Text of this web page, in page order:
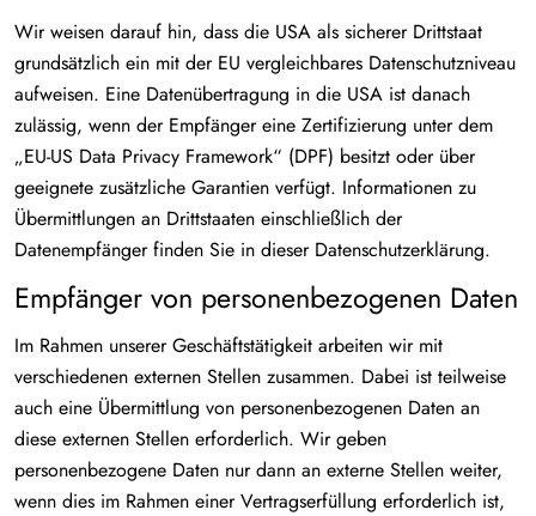
Wir weisen darauf hin, dass die USA als sicherer Drittstaat
grundsätzlich ein mit der EU vergleichbares Datenschutzniveau
aufweisen. Eine Datenübertragung in die USA ist danach
zulässig, wenn der Empfänger eine Zertifizierung unter dem
„EU-US Data Privacy Framework“ (DPF) besitzt oder über
geeignete zusätzliche Garantien verfügt. Informationen zu
Übermittlungen an Drittstaaten einschließlich der
Datenempfänger finden Sie in dieser Datenschutzerklärung.
Empfänger von personenbezogenen Daten
Im Rahmen unserer Geschäftstätigkeit arbeiten wir mit
verschiedenen externen Stellen zusammen. Dabei ist teilweise
auch eine Übermittlung von personenbezogenen Daten an
diese externen Stellen erforderlich. Wir geben
personenbezogene Daten nur dann an externe Stellen weiter,
wenn dies im Rahmen einer Vertragserfüllung erforderlich ist,